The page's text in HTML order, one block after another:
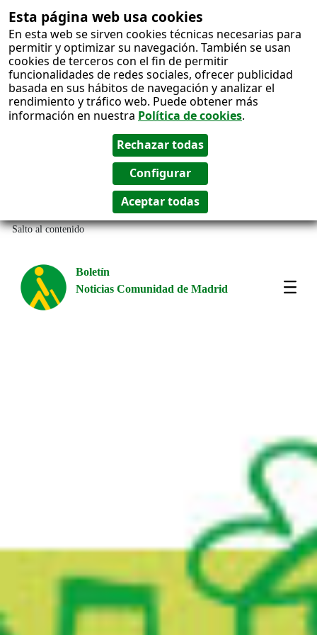
Esta página web usa cookies
En esta web se sirven cookies técnicas necesarias para
permitir y optimizar su navegación. También se usan
cookies de terceros con el fin de permitir
funcionalidades de redes sociales, ofrecer publicidad
basada en sus hábitos de navegación y analizar el
rendimiento y tráfico web. Puede obtener más
información en nuestra Política de cookies.
Salto al contenido
Boletín
Noticias Comunidad de Madrid